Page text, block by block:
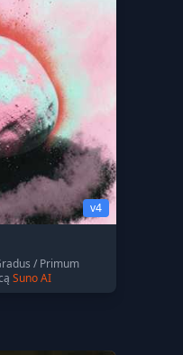
v4
/ Primum
Suno AI